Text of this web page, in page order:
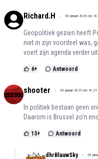
Richard.H 08 januari 2025 om
Geopolitiek gezien heeft
niet in zijn voordeel was,
voert zijn agenda verder
6+ Antwoord
shooter 08 januari 2025 om 18:21
In politiek bestaan geen
Daarom is Brussel zo’n
15+ Antwoord
dhrBlauwSky 08